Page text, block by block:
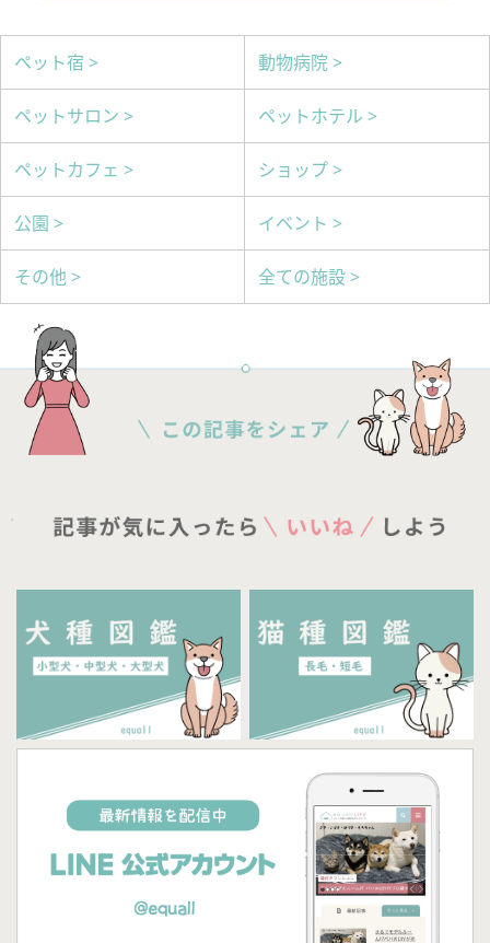
ペット宿 > 動物病院 >
ペットサロン > ペットホテル >
ペットカフェ > ショップ >
公園 > イベント >
その他 > 全ての施設 >